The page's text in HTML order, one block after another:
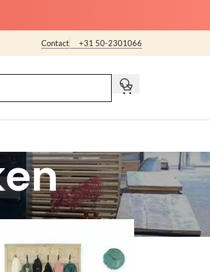
Contact +31 50-2301066